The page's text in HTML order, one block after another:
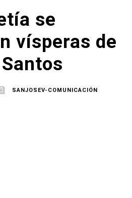
se
vísperas de
SANJOSEV-COMUNICACIÓN